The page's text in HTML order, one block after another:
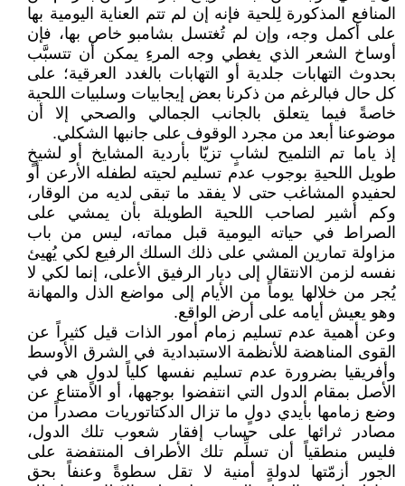
المنافع المذكورة لِلحية فإنه إن لم تتم العناية اليومية بها
على أكمل وجه، وإن لم تُغتسل بشامبو خاص بها، فإن
أوساخ الشعر الذي يغطي وجه المرءِ يمكن أن تتسبَّب
بحدوث التهابات جلدية أو التهابات بالغدد العرقية؛ على
كل حال فبالرغم من ذكرنا بعض إيجابيات وسلبيات اللحية
خاصةً فيما يتعلق بالجانب الجمالي والصحي إلا أن
موضوعنا أبعد من مجرد الوقوف على جانبها الشكلي.
إذ ياما تم التلميح لشابٍ تزيّا بأردية المشايخ أو لشيخٍ
طويل اللحيةِ بوجوب عدم تسليم لحيته لطفله الأرعن أو
لحفيده المشاغب حتى لا يفقد ما تبقى لديه من الوقار،
وكم أُشير لصاحب اللحية الطويلة بأن يمشي على
الصراط في حياته اليومية قبل مماته، ليس من باب
مزاولة تمارين المشي على ذلك السلك الرفيع لكي يُهيئ
نفسه لزمن الانتقال إلى ديار الرفيق الأعلى، إنما لكي لا
يُجر من خلالها يوماً من الأيام إلى مواضع الذل والمهانة
وهو يعيش أيامه على أرض الواقع.
وعن أهمية عدم تسليم زمام أمور الذات قيل كثيراً عن
القوى المناهضة للأنظمة الاستبدادية في الشرق الأوسط
وأفريقيا بضرورة عدم تسليم نفسها كلياً لدولٍ هي في
الأصل بمقام الدول التي انتفضوا بوجهها، أو الامتناع عن
وضع زمامها بأيدي دولٍ ما تزال الدكتاتوريات مصدراً من
مصادر ثرائها على حساب إفقار شعوب تلك الدول،
فليس منطقياً أن تسلِّم تلك الأطراف المنتفضة على
الجور أزمّتها لدولةٍ أمنية لا تقل سطوةً وعنفاً بحق